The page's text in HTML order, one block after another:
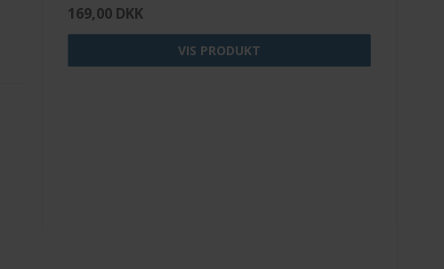
169,00 DKK
VIS PRODUKT